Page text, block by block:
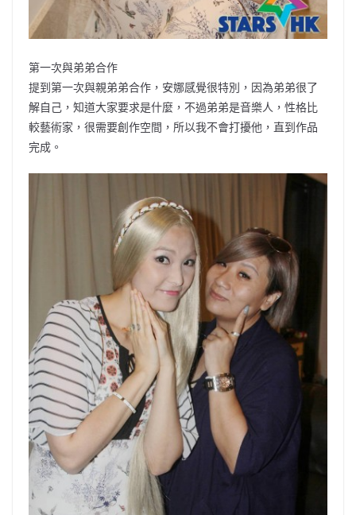
第一次與弟弟合作
提到第一次與親弟弟合作，安娜感覺很特別，因為弟弟很了
解自己，知道大家要求是什麼，不過弟弟是音樂人，性格比
較藝術家，很需要創作空間，所以我不會打擾他，直到作品
完成。